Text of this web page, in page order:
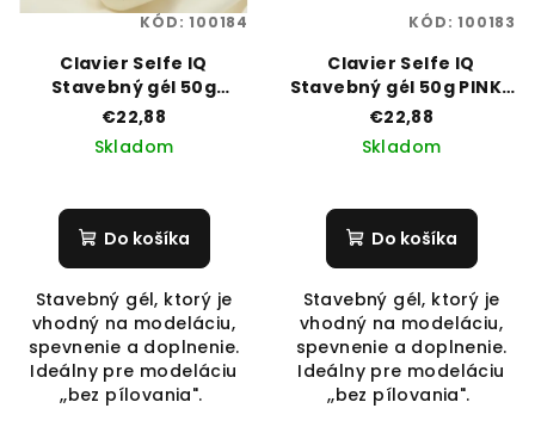
Clavier Selfe IQ
Stavebný gél 50g
ICONIC PINK 01
€22,88
Skladom
Do košíka
Stavebný gél, ktorý je
vhodný na modeláciu,
spevnenie a doplnenie.
Ideálny pre modeláciu
,,bez pílovania".
KÓD:100184
Clavier Selfe IQ
Stavebný gél 50g PINKY
PROMISE 03
€22,88
Skladom
Do košíka
Stavebný gél, ktorý je
vhodný na modeláciu,
spevnenie a doplnenie.
Ideálny pre modeláciu
,,bez pílovania".
KÓD:100183